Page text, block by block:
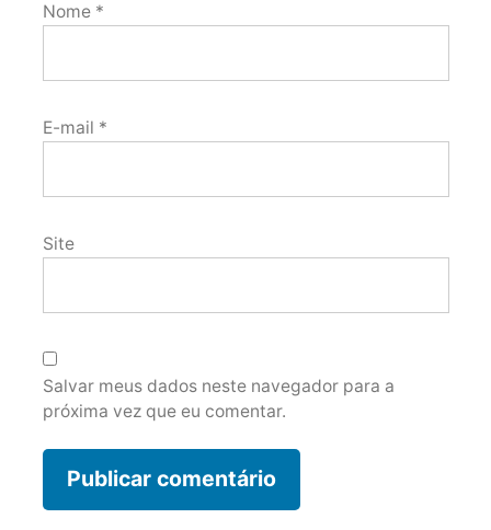
Nome *
E-mail *
Site
Salvar meus dados neste navegador para a
próxima vez que eu comentar.